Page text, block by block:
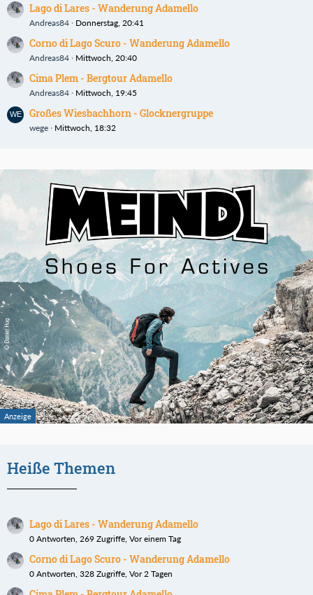
Lago di Lares - Wanderung Adamello
Andreas84 Donnerstag, 20:41
Corno di Lago Scuro - Wanderung Adamello
Andreas84 Mittwoch, 20:40
Cima Plem - Bergtour Adamello
Andreas84 Mittwoch, 19:45
Großes Wiesbachhorn - Glocknergruppe
wege Mittwoch, 18:32
Heiße Themen
Lago di Lares - Wanderung Adamello
0 Antworten, 269 Zugriffe, Vor einem Tag
Corno di Lago Scuro - Wanderung Adamello
0 Antworten, 328 Zugriffe, Vor 2 Tagen